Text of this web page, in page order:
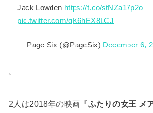
Jack Lowden https://t.co/stNZa17p2o
pic.twitter.com/qK6hEX8LCJ
— Page Six (@PageSix) December 6,
2人は2018年の映画『ふたりの女王 メ